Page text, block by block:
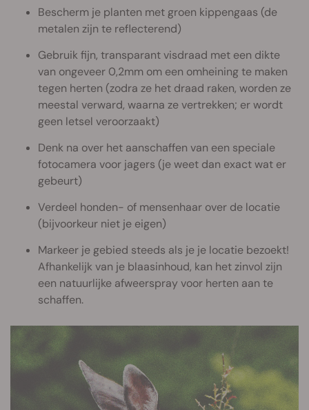
Bescherm je planten met groen kippengaas (de
metalen zijn te reflecterend)
Gebruik fijn, transparant visdraad met een dikte
van ongeveer 0,2mm om een omheining te maken
tegen herten (zodra ze het draad raken, worden ze
meestal verward, waarna ze vertrekken; er wordt
geen letsel veroorzaakt)
Denk na over het aanschaffen van een speciale
fotocamera voor jagers (je weet dan exact wat er
gebeurt)
Verdeel honden- of mensenhaar over de locatie
(bijvoorkeur niet je eigen)
Markeer je gebied steeds als je je locatie bezoekt!
Afhankelijk van je blaasinhoud, kan het zinvol zijn
een natuurlijke afweerspray voor herten aan te
schaffen.